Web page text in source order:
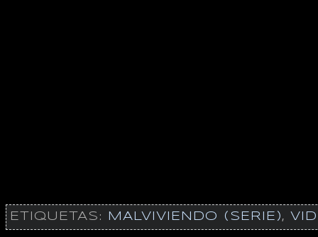
ETIQUETAS: MALVIVIENDO (SERIE),